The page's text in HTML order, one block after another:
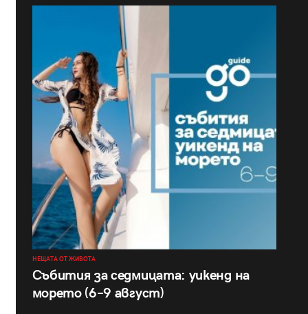
НЕЩАТА ОТ ЖИВОТА
Събития за седмицата: уикенд на
морето (6–9 август)